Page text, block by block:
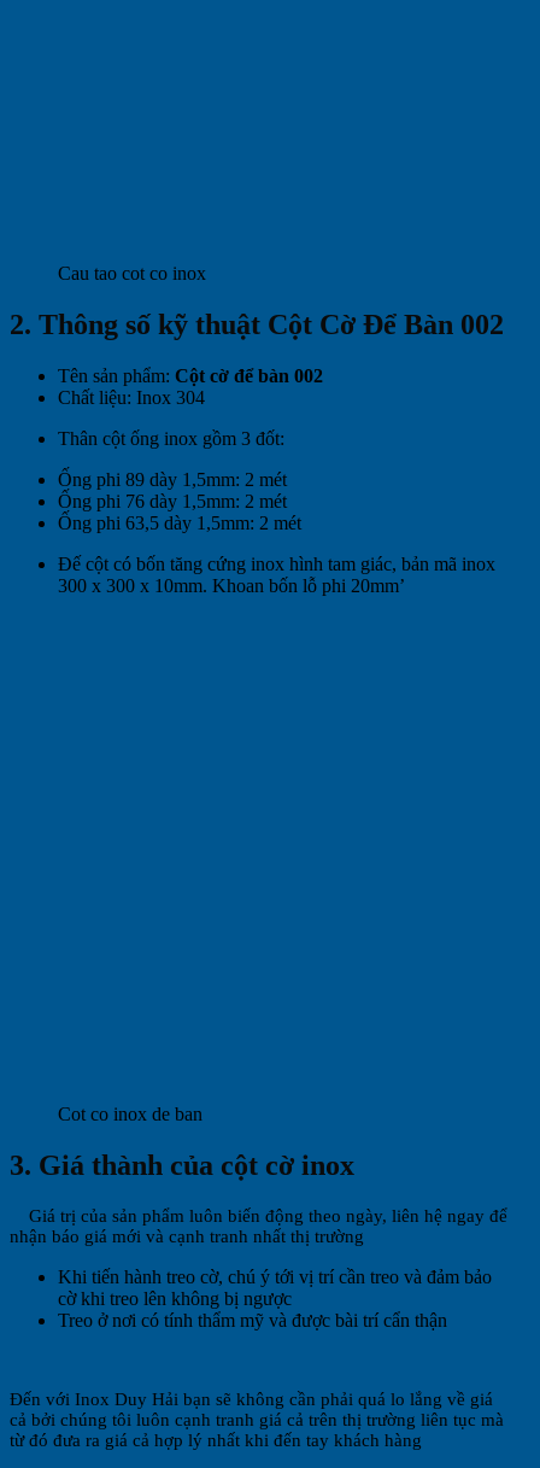
Cau tao cot co inox
2. Thông số kỹ thuật Cột Cờ Để Bàn 002
Tên sản phẩm: Cột cờ để bàn 002
Chất liệu: Inox 304
Thân cột ống inox gồm 3 đốt:
Ống phi 89 dày 1,5mm: 2 mét
Ống phi 76 dày 1,5mm: 2 mét
Ống phi 63,5 dày 1,5mm: 2 mét
Đế cột có bốn tăng cứng inox hình tam giác, bản mã inox
300 x 300 x 10mm. Khoan bốn lỗ phi 20mm’
Cot co inox de ban
3. Giá thành của cột cờ inox
Giá trị của sản phẩm luôn biến động theo ngày, liên hệ ngay để
nhận báo giá mới và cạnh tranh nhất thị trường
Khi tiến hành treo cờ, chú ý tới vị trí cần treo và đảm bảo
cờ khi treo lên không bị ngược
Treo ở nơi có tính thẩm mỹ và được bài trí cẩn thận
Đến với Inox Duy Hải bạn sẽ không cần phải quá lo lắng về giá
cả bởi chúng tôi luôn cạnh tranh giá cả trên thị trường liên tục mà
từ đó đưa ra giá cả hợp lý nhất khi đến tay khách hàng